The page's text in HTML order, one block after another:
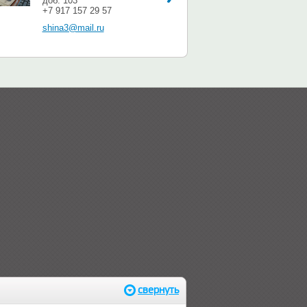
+7 917 157 29 57
shina3@mail.ru
свернуть